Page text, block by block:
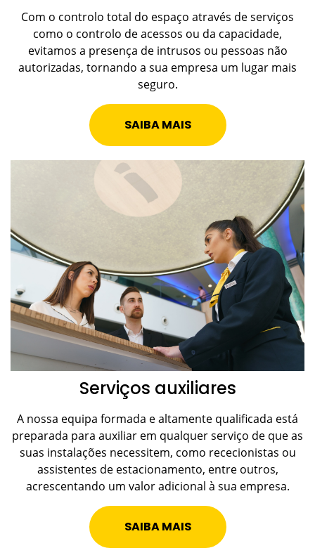
Com o controlo total do espaço através de serviços
como o controlo de acessos ou da capacidade,
evitamos a presença de intrusos ou pessoas não
autorizadas, tornando a sua empresa um lugar mais
seguro.
SAIBA MAIS
Serviços auxiliares
A nossa equipa formada e altamente qualificada está
preparada para auxiliar em qualquer serviço de que as
suas instalações necessitem, como rececionistas ou
assistentes de estacionamento, entre outros,
acrescentando um valor adicional à sua empresa.
SAIBA MAIS